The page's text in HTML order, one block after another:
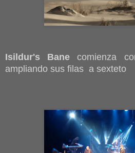
Isildur's Bane comienza
ampliando sus filas a sexteto